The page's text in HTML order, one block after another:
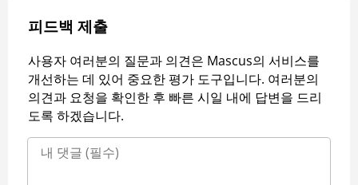
피드백 제출
사용자 여러분의 질문과 의견은 Mascus의 서비스를
개선하는 데 있어 중요한 평가 도구입니다. 여러분의
의견과 요청을 확인한 후 빠른 시일 내에 답변을 드리
도록 하겠습니다.